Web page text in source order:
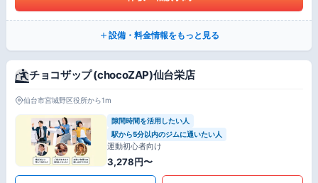
設備・料金情報をもっと見る
チョコザップ (chocoZAP)仙台栄店
仙台市宮城野区役所から1m
隙間時間を活用したい人
駅から5分以内のジムに通いたい人
運動初心者向け
3,278円〜